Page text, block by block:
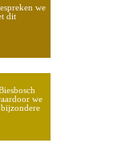
we
dit
we